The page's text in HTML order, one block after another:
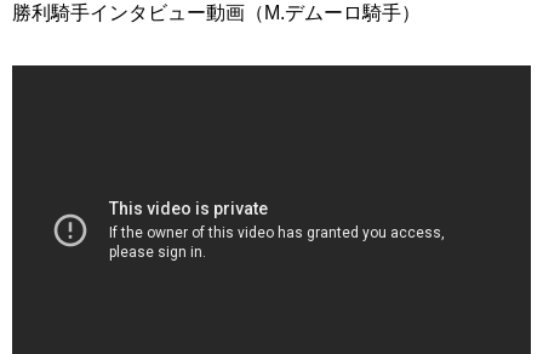
勝利騎手インタビュー動画（M.デムーロ騎手）